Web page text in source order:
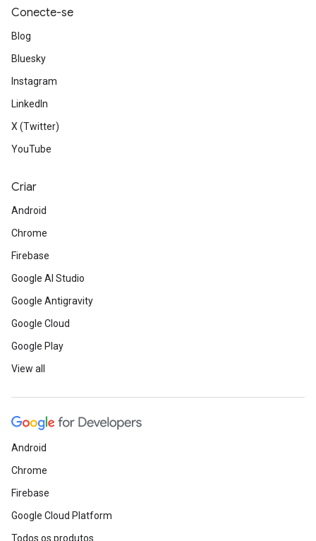
Conecte-se
Blog
Bluesky
Instagram
LinkedIn
X (Twitter)
YouTube
Criar
Android
Chrome
Firebase
Google AI Studio
Google Antigravity
Google Cloud
Google Play
View all
Android
Chrome
Firebase
Google Cloud Platform
Todos os produtos